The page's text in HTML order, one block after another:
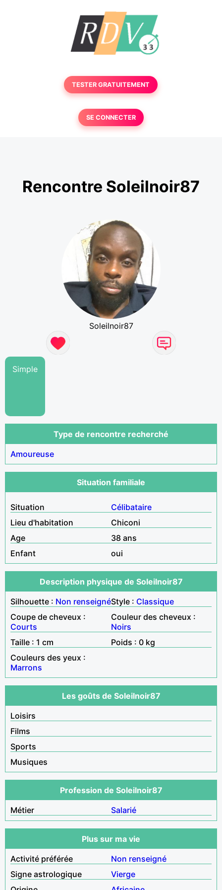
TESTER GRATUITEMENT
SE CONNECTER
Rencontre Soleilnoir87
Soleilnoir87
Simple
Type de rencontre recherché
Amoureuse
Situation familiale
Situation
Célibataire
Lieu d'habitation
Chiconi
Age
38 ans
Enfant
oui
Description physique de Soleilnoir87
Silhouette : Non renseignéStyle : Classique
Coupe de cheveux :
Courts
Couleur des cheveux :
Noirs
Taille : 1 cm
Poids : 0 kg
Couleurs des yeux :
Marrons
Les goûts de Soleilnoir87
Loisirs
Films
Sports
Musiques
Profession de Soleilnoir87
Métier
Salarié
Plus sur ma vie
Activité préférée
Non renseigné
Signe astrologique
Vierge